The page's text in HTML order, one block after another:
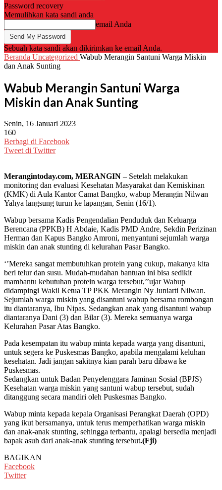
Password recovery
Memulihkan kata sandi anda
email Anda
Sebuah kata sandi akan dikirimkan ke email Anda.
Beranda Uncategorized Wabub Merangin Santuni Warga Miskin
dan Anak Sunting
Wabub Merangin Santuni Warga
Miskin dan Anak Sunting
Senin, 16 Januari 2023
160
Berbagi di Facebook
Tweet di Twitter
Merangintoday.com, MERANGIN –Setelah melakukan
monitoring dan evaluasi Kesehatan Masyarakat dan Kemiskinan
(KMK) di Aula Kantor Camat Bangko, wabup Merangin Nilwan
Yahya langsung turun ke lapangan, Senin (16/1).
Wabup bersama Kadis Pengendalian Penduduk dan Keluarga
Berencana (PPKB) H Abdaie, Kadis PMD Andre, Sekdin Perizinan
Herman dan Kapus Bangko Amroni, menyantuni sejumlah warga
miskin dan anak stunting di kelurahan Pasar Bangko.
‘’Mereka sangat membutuhkan protein yang cukup, makanya kita
beri telur dan susu. Mudah-mudahan bantuan ini bisa sedikit
mambantu kebutuhan protein warga tersebut,’’ujar Wabup
didampingi Wakil Ketua TP PKK Merangin Ny Juniarti Nilwan.
Sejumlah warga miskin yang disantuni wabup bersama rombongan
itu diantaranya, Ibu Nipas. Sedangkan anak yang disantuni wabup
diantaranya Dani (3) dan Bilar (3). Mereka semuanya warga
Kelurahan Pasar Atas Bangko.
Pada kesempatan itu wabup minta kepada warga yang disantuni,
untuk segera ke Puskesmas Bangko, apabila mengalami keluhan
kesehatan. Jadi jangan sakitnya kian parah baru dibawa ke
Puskesmas.
Sedangkan untuk Badan Penyelenggara Jaminan Sosial (BPJS)
Kesehatan warga miskin yang santuni wabup tersebut, sudah
ditanggung secara mandiri oleh Puskesmas Bangko.
Wabup minta kepada kepala Organisasi Perangkat Daerah (OPD)
yang ikut bersamanya, untuk terus memperhatikan warga miskin
dan anak-anak stunting, sehingga terbantu, apalagi bersedia menjadi
bapak asuh dari anak-anak stunting tersebut.(Fji)
BAGIKAN
Facebook
Twitter